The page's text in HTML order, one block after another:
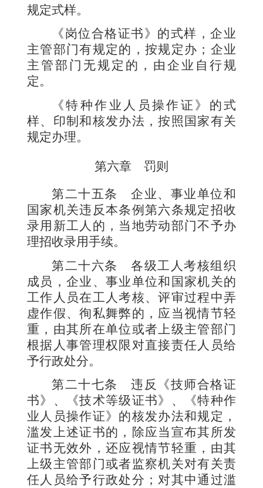
规定式样。
《岗位合格证书》的式样，企业
主管部门有规定的，按规定办；企业
主管部门无规定的，由企业自行规
定。
《特种作业人员操作证》的式
样、印制和核发办法，按照国家有关
规定办理。
第六章 罚则
第二十五条企业、事业单位和
国家机关违反本条例第六条规定招收
录用新工人的，当地劳动部门不予办
理招收录用手续。
第二十六条各级工人考核组织
成员，企业、事业单位和国家机关的
工作人员在工人考核、评审过程中弄
虚作假、徇私舞弊的，应当视情节轻
重，由其所在单位或者上级主管部门
根据人事管理权限对直接责任人员给
予行政处分。
第二十七条违反《技师合格证
书》、《技术等级证书》、《特种作
业人员操作证》的核发办法和规定，
滥发上述证书的，除应当宣布其所发
证书无效外，还应视情节轻重，由其
上级主管部门或者监察机关对有关责
任人员给予行政处分；对其中通过滥